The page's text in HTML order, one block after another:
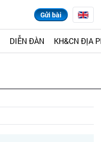
Gửi bài
DIỄN ĐÀN KH&CN ĐỊA